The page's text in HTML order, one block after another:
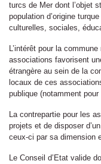
turcs de Mer dont l’objet
population d’origine
culturelles, sociales,
L’intérêt pour la
associations favorisent
étrangère au sein de la
locaux de ces
publique (notamment
La contrepartie pour les
projets et de disposer
ceux-ci par sa dimension
Le Conseil d’Etat valide